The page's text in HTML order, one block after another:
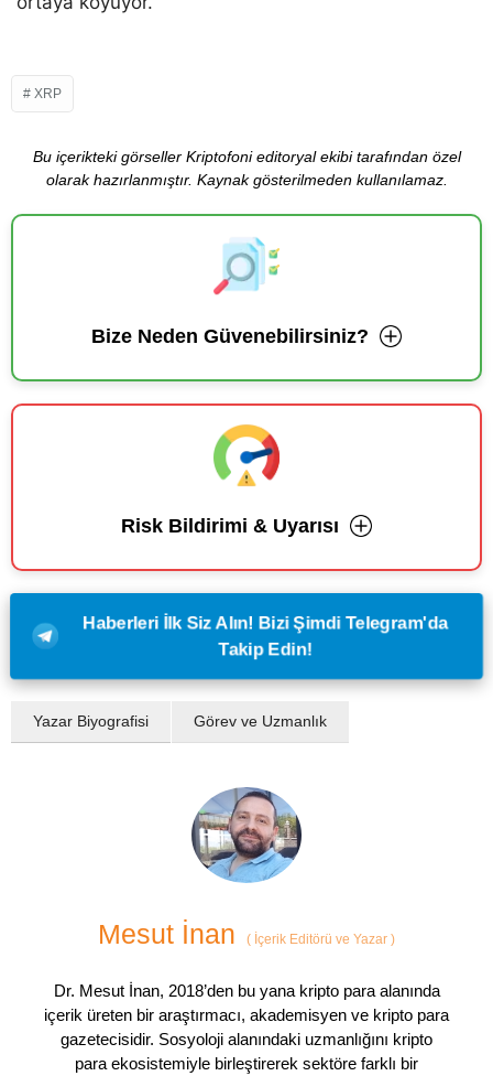
XRP
Bu içerikteki görseller Kriptofoni editoryal ekibi tarafından özel
olarak hazırlanmıştır. Kaynak gösterilmeden kullanılamaz.
Bize Neden Güvenebilirsiniz?
Risk Bildirimi & Uyarısı
Haberleri İlk Siz Alın! Bizi Şimdi Telegram'da
Takip Edin!
Yazar Biyografisi Görev ve Uzmanlık
Mesut İnan ( İçerik Editörü ve Yazar )
Dr. Mesut İnan, 2018’den bu yana kripto para alanında
içerik üreten bir araştırmacı, akademisyen ve kripto para
gazetecisidir. Sosyoloji alanındaki uzmanlığını kripto
para ekosistemiyle birleştirerek sektöre farklı bir